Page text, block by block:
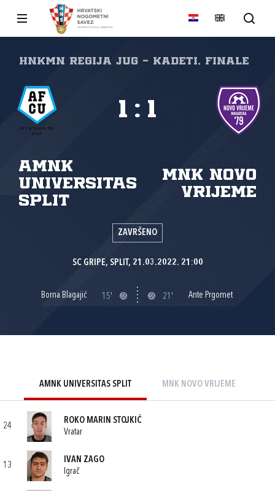
HNKMN Regija jug - kadeti, Finale
AMNK
Universitas
Split
MNK Novo
vrijeme
1 : 1
ZAVRŠENO
SC GRIPE, SPLIT, 21.03.2022. 21:00
Borna Blagajić 15' 21' Ante Prgomet
AMNK UNIVERSITAS SPLIT MNK NOVO VRIJEME
24
ROKO MARIN STOJKIĆ
Vratar
13
IVAN ZAGO
Igrač